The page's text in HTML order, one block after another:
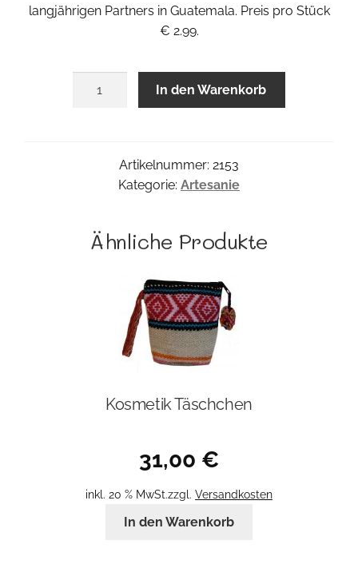
langjährigen Partners in Guatemala. Preis pro Stück
€ 2.99.
In den Warenkorb
Artikelnummer: 2153
Kategorie: Artesanie
Ähnliche Produkte
Kosmetik Täschchen
31,00 €
inkl. 20 % MwSt.zzgl. Versandkosten
In den Warenkorb